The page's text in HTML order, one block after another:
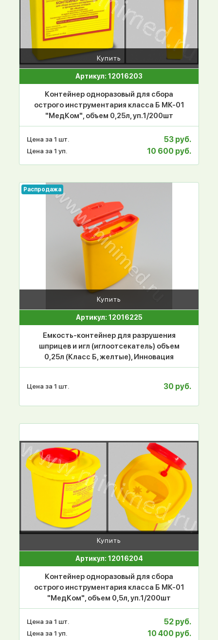
Купить
Артикул: 12016203
Контейнер одноразовый для сбора
острого инструментария класса Б МК-01
"МедКом", объем 0,25л, уп.1/200шт
Цена за 1 шт. 53 руб.
Цена за 1 уп. 10 600 руб.
Распродажа
Купить
Артикул: 12016225
Емкость-контейнер для разрушения
шприцев и игл (иглоотсекатель) объем
0,25л (Класс Б, желтые), Инновация
Цена за 1 шт. 30 руб.
Купить
Артикул: 12016204
Контейнер одноразовый для сбора
острого инструментария класса Б МК-01
"МедКом", объем 0,5л, уп.1/200шт
Цена за 1 шт. 52 руб.
Цена за 1 уп. 10 400 руб.